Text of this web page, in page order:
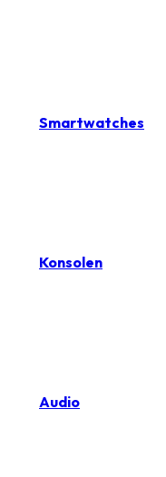
Smartwatches
Konsolen
Audio